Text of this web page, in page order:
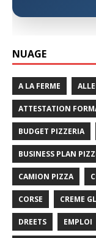
NUAGE
A LA FERME
ATTESTATION
BUDGET PIZZERIA
BUSINESS PLAN
CAMION PIZZA
CORSE CREME
DREETS EMPLOI